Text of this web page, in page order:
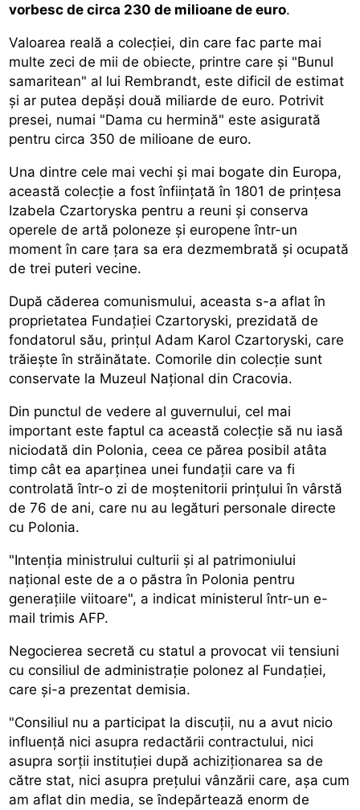
vorbesc de circa 230 de milioane de euro.
Valoarea reală a colecției, din care fac parte mai
multe zeci de mii de obiecte, printre care și "Bunul
samaritean" al lui Rembrandt, este dificil de estimat
și ar putea depăși două miliarde de euro. Potrivit
presei, numai "Dama cu hermină" este asigurată
pentru circa 350 de milioane de euro.
Una dintre cele mai vechi și mai bogate din Europa,
această colecție a fost înființată în 1801 de prințesa
Izabela Czartoryska pentru a reuni și conserva
operele de artă poloneze și europene într-un
moment în care țara sa era dezmembrată și ocupată
de trei puteri vecine.
După căderea comunismului, aceasta s-a aflat în
proprietatea Fundației Czartoryski, prezidată de
fondatorul său, prințul Adam Karol Czartoryski, care
trăiește în străinătate. Comorile din colecție sunt
conservate la Muzeul Național din Cracovia.
Din punctul de vedere al guvernului, cel mai
important este faptul ca această colecție să nu iasă
niciodată din Polonia, ceea ce părea posibil atâta
timp cât ea aparținea unei fundații care va fi
controlată într-o zi de moștenitorii prințului în vârstă
de 76 de ani, care nu au legături personale directe
cu Polonia.
"Intenția ministrului culturii și al patrimoniului
național este de a o păstra în Polonia pentru
generațiile viitoare", a indicat ministerul într-un e-
mail trimis AFP.
Negocierea secretă cu statul a provocat vii tensiuni
cu consiliul de administrație polonez al Fundației,
care și-a prezentat demisia.
"Consiliul nu a participat la discuții, nu a avut nicio
influență nici asupra redactării contractului, nici
asupra sorții instituției după achiziționarea sa de
către stat, nici asupra prețului vânzării care, așa cum
am aflat din media, se îndepărtează enorm de